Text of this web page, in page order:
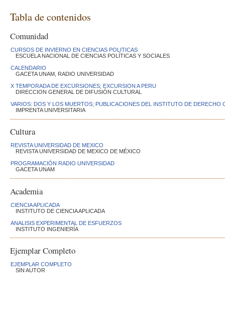
Tabla de contenidos
Comunidad
CURSOS DE INVIERNO EN CIENCIAS POLITICAS
ESCUELA NACIONAL DE CIENCIAS POLÍTICAS Y SOCIALES
CALENDARIO
GACETA UNAM, RADIO UNIVERSIDAD
X TEMPORADA DE EXCURSIONES; EXCURSION A PERU
DIRECCION GENERAL DE DIFUSIÓN CULTURAL
VARIOS: DOS Y LOS MUERTOS; PUBLICACIONES DEL INSTITUTO DE DERECHO
IMPRENTA UNIVERSITARIA
Cultura
REVISTA UNIVERSIDAD DE MEXICO
REVISTA UNIVERSIDAD DE MEXICO DE MÉXICO
PROGRAMACIÓN RADIO UNIVERSIDAD
GACETA UNAM
Academia
CIENCIA APLICADA
INSTITUTO DE CIENCIA APLICADA
ANALISIS EXPERIMENTAL DE ESFUERZOS
INSTITUTO INGENIERÍA
Ejemplar Completo
EJEMPLAR COMPLETO
SIN AUTOR